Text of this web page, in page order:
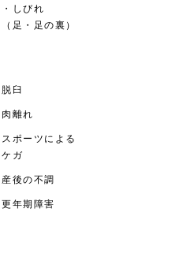
・しびれ
（足・足の裏）
脱臼
肉離れ
スポーツによる
ケガ
産後の不調
更年期障害